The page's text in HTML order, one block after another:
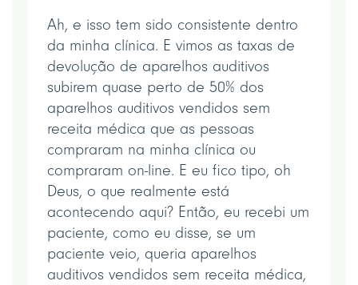
Ah, e isso tem sido consistente dentro
da minha clínica. E vimos as taxas de
devolução de aparelhos auditivos
subirem quase perto de 50% dos
aparelhos auditivos vendidos sem
receita médica que as pessoas
compraram na minha clínica ou
compraram on-line. E eu fico tipo, oh
Deus, o que realmente está
acontecendo aqui? Então, eu recebi um
paciente, como eu disse, se um
paciente veio, queria aparelhos
auditivos vendidos sem receita médica,